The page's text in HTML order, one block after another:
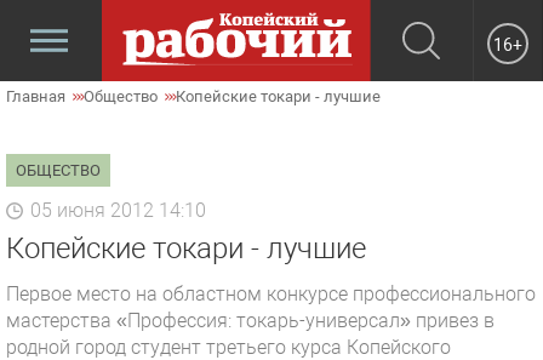
16+
Главная Общество Копейские токари - лучшие
ОБЩЕСТВО
05 июня 2012 14:10
Копейские токари - лучшие
Первое место на областном конкурсе профессионального
мастерства «Профессия: токарь-универсал» привез в
родной город студент третьего курса Копейского